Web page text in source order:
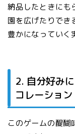
納品したときにも
園を広げたりでき
豊かになっていく
2. 自分好み
コレーション
このゲームの醍醐